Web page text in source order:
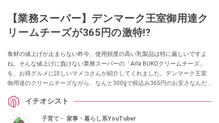
【業務スーパー】デンマーク王室御用達ク
リームチーズが365円の激特⁉
食材の値上げが止まらない昨今、使用頻度の高い乳製品は特に厳しいですよ
ね。そんな値上げに負けない業務スーパーの「Arla BUKOクリームチーズ」
を、お得グルメに詳しいマメコさんが紹介してくれました。デンマーク王室
御用達のクリームチーズながら、なんと300gで税込み365円のお安さなんだ
イチオシスト
子育て・ 家事・暮らし系YouTuber